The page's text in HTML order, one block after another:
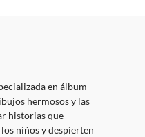
en álbum
hermosos y las
historias que
niños y despierten